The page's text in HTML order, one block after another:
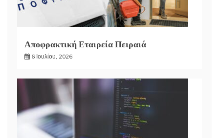
Αποφρακτική Εταιρεία Πειραιά
6 Ιουλίου, 2026